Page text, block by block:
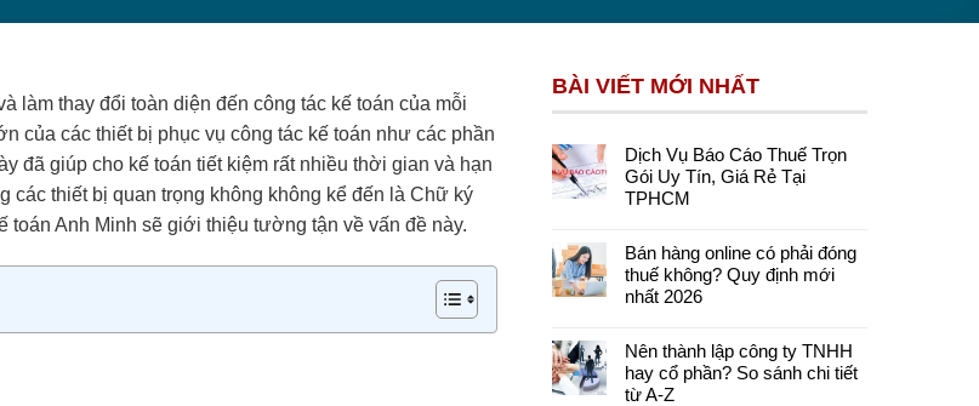
làm thay đổi toàn diện đến công tác kế toán của mỗi
của các thiết bị phục vụ công tác kế toán như các phần
đã giúp cho kế toán tiết kiệm rất nhiều thời gian và hạn
các thiết bị quan trọng không không kể đến là Chữ ký
toán Anh Minh sẽ giới thiệu tường tận về vấn đề này.
BÀI VIẾT MỚI NHẤT
Dịch Vụ Báo Cáo Thuế Trọn
Gói Uy Tín, Giá Rẻ Tại
TPHCM
Bán hàng online có phải đóng
thuế không? Quy định mới
nhất 2026
Nên thành lập công ty TNHH
hay cổ phần? So sánh chi tiết
từ A-Z